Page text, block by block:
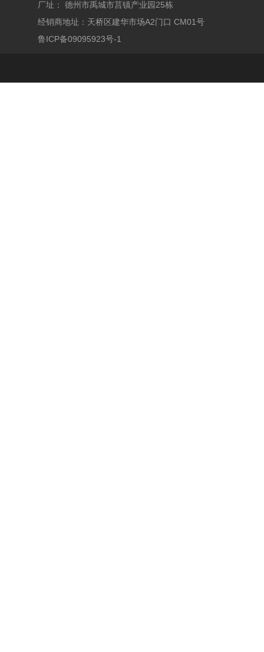
厂址： 德州市禹城市莒镇产业园25栋
经销商地址：天桥区建华市场A2门口 CM01号
鲁ICP备09095923号-1